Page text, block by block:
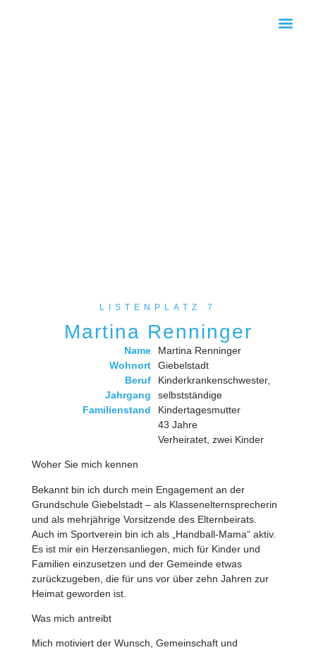
LISTENPLATZ 7
Martina Renninger
Name
Wohnort
Beruf
Jahrgang
Familienstand
Martina Renninger
Giebelstadt
Kinderkrankenschwester,
selbstständige
Kindertagesmutter
43 Jahre
Verheiratet, zwei Kinder
Woher Sie mich kennen
Bekannt bin ich durch mein Engagement an der
Grundschule Giebelstadt – als Klassenelternsprecherin
und als mehrjährige Vorsitzende des Elternbeirats.
Auch im Sportverein bin ich als „Handball-Mama“ aktiv.
Es ist mir ein Herzensanliegen, mich für Kinder und
Familien einzusetzen und der Gemeinde etwas
zurückzugeben, die für uns vor über zehn Jahren zur
Heimat geworden ist.
Was mich antreibt
Mich motiviert der Wunsch, Gemeinschaft und